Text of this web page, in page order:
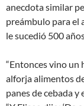
anecdota similar
preámbulo para el
le sucedió 500
“Entonces vino un
alforja alimentos
panes de cebada y